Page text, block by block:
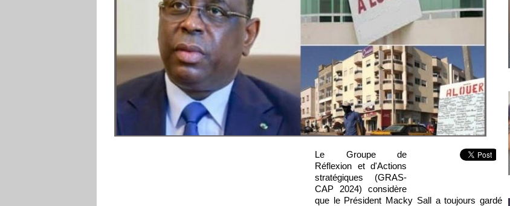
Le Groupe de
Réflexion et d'Actions
stratégiques (GRAS-
CAP 2024) considère
que le Président Macky Sall a toujours gardé